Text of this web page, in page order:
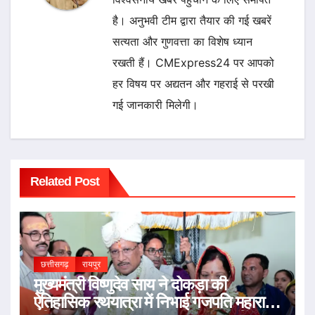
है। अनुभवी टीम द्वारा तैयार की गई खबरें
सत्यता और गुणवत्ता का विशेष ध्यान
रखती हैं। CMExpress24 पर आपको
हर विषय पर अद्यतन और गहराई से परखी
गई जानकारी मिलेगी।
Related Post
छत्तीसगढ़ रायपुर
मुख्यमंत्री विष्णुदेव साय ने दोकड़ा की
ऐतिहासिक रथयात्रा में निभाई गजपति महाराजा